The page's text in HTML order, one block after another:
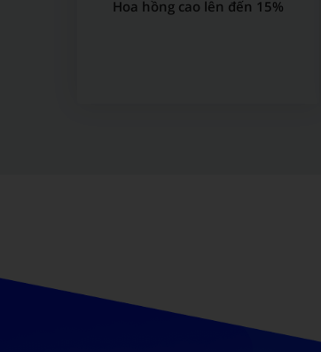
Hoa hồng cao lên đến 15%